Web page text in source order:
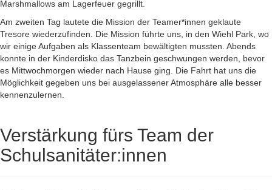
Marshmallows am Lagerfeuer gegrillt.
Am zweiten Tag lautete die Mission der Teamer*innen geklaute
Tresore wiederzufinden. Die Mission führte uns, in den Wiehl Park, wo
wir einige Aufgaben als Klassenteam bewältigten mussten. Abends
konnte in der Kinderdisko das Tanzbein geschwungen werden, bevor
es Mittwochmorgen wieder nach Hause ging. Die Fahrt hat uns die
Möglichkeit gegeben uns bei ausgelassener Atmosphäre alle besser
kennenzulernen.
Verstärkung fürs Team der
Schulsanitäter:innen